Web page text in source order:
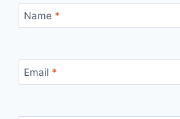
Name *
Email *